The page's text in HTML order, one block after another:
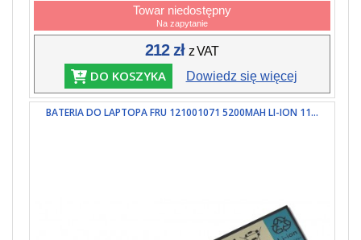
Towar niedostępny
Na zapytanie
212 złz VAT
DO KOSZYKA Dowiedz się więcej
BATERIA DO LAPTOPA FRU 121001071 5200MAH LI-ION 11...